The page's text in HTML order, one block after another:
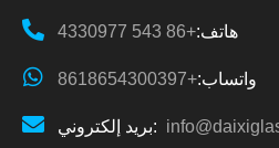
هاتف:+86 543 4330977
واتساب:+8618654300397
بريد إلكتروني: